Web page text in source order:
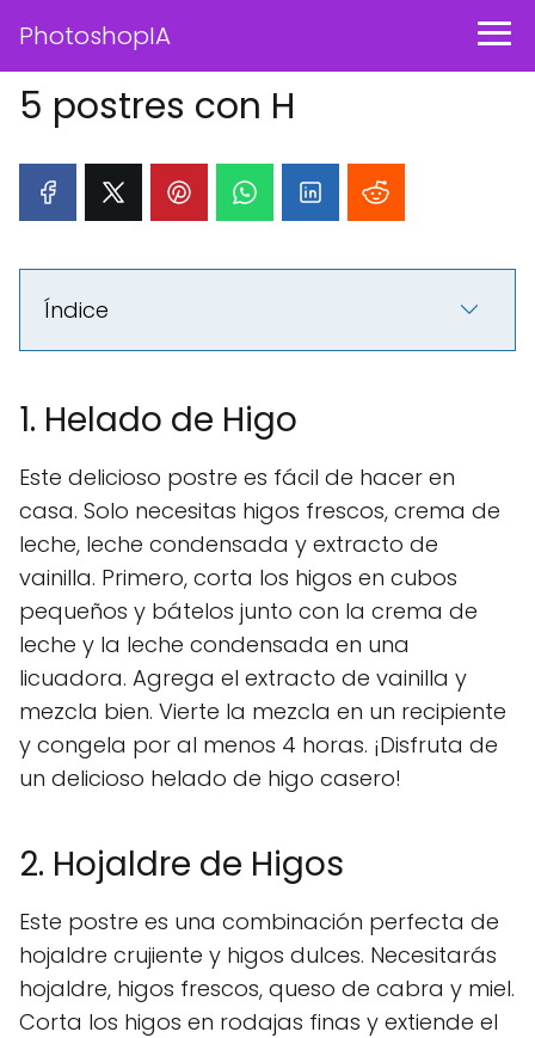
PhotoshopIA
5 postres con H
Índice
1. Helado de Higo
Este delicioso postre es fácil de hacer en
casa. Solo necesitas higos frescos, crema de
leche, leche condensada y extracto de
vainilla. Primero, corta los higos en cubos
pequeños y bátelos junto con la crema de
leche y la leche condensada en una
licuadora. Agrega el extracto de vainilla y
mezcla bien. Vierte la mezcla en un recipiente
y congela por al menos 4 horas. ¡Disfruta de
un delicioso helado de higo casero!
2. Hojaldre de Higos
Este postre es una combinación perfecta de
hojaldre crujiente y higos dulces. Necesitarás
hojaldre, higos frescos, queso de cabra y miel.
Corta los higos en rodajas finas y extiende el